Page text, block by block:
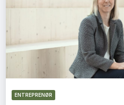
ENTREPRENØR